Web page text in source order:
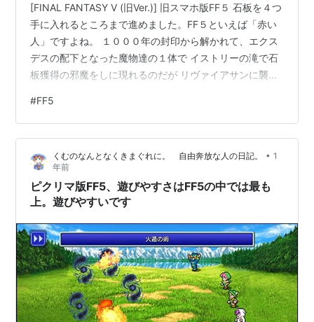
[FINAL FANTASY V (旧Ver.)] 旧スマホ版FF５ 石板を４つ
手に入れるところまで進めました。FF５といえば「赤い
人」ですよね。 １０００年の封印から解かれて、エクス
デスの配下となった魔物達の１体で イストリーの滝で石
板獲得の邪魔をしに現れるのだが リヴァイアサンに襲わ
にされることの多いボスｗどんなボスだったのか、長年
知られることはなかったのですが スマホゲーの「FINAL
FANTASY Record Keeper」で グラフィックが設定され
たらしくて「ガルキマセラ」の色違いらしいです。 ガル
キマセラは確かに雑魚敵としては…
#FF5
くむのなんとなくきまぐれに。 自由奔放な人の日記。 • 1
年前
ピクリマ版FF5、遊びやすさはFF5の中では最も
上。遊びやすいです